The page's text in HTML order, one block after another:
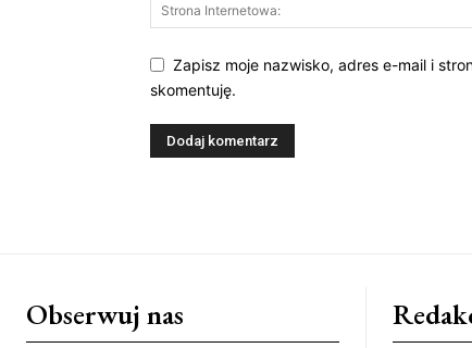
Zapisz moje nazwisko, adres e-mail i
skomentuję.
Obserwuj nas